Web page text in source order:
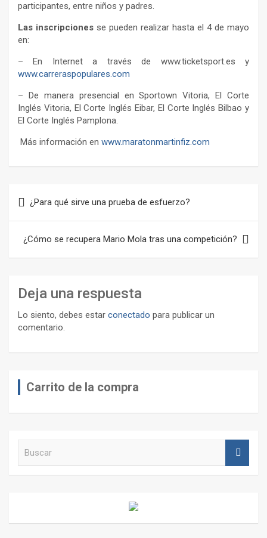
participantes, entre niños y padres.
Las inscripciones se pueden realizar hasta el 4 de mayo
en:
– En Internet a través de www.ticketsport.es y
www.carreraspopulares.com
– De manera presencial en Sportown Vitoria, El Corte
Inglés Vitoria, El Corte Inglés Eibar, El Corte Inglés Bilbao y
El Corte Inglés Pamplona.
Más información en www.maratonmartinfiz.com
de
entradas
¿Para qué sirve una prueba de esfuerzo?
¿Cómo se recupera Mario Mola tras una competición?
Deja una respuesta
Lo siento, debes estar conectado para publicar un
comentario.
Carrito de la compra